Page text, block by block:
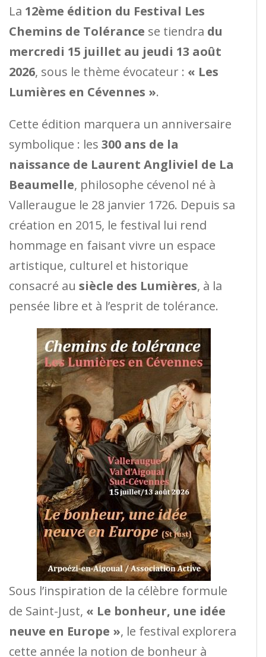
La 12ème édition du Festival Les
Chemins de Tolérance se tiendra du
mercredi 15 juillet au jeudi 13 août
2026, sous le thème évocateur : « Les
Lumières en Cévennes ».
Cette édition marquera un anniversaire
symbolique : les 300 ans de la
naissance de Laurent Angliviel de La
Beaumelle, philosophe cévenol né à
Valleraugue le 28 janvier 1726. Depuis sa
création en 2015, le festival lui rend
hommage en faisant vivre un espace
artistique, culturel et historique
consacré au siècle des Lumières, à la
pensée libre et à l’esprit de tolérance.
Sous l’inspiration de la célèbre formule
de Saint-Just, « Le bonheur, une idée
neuve en Europe », le festival explorera
cette année la notion de bonheur à